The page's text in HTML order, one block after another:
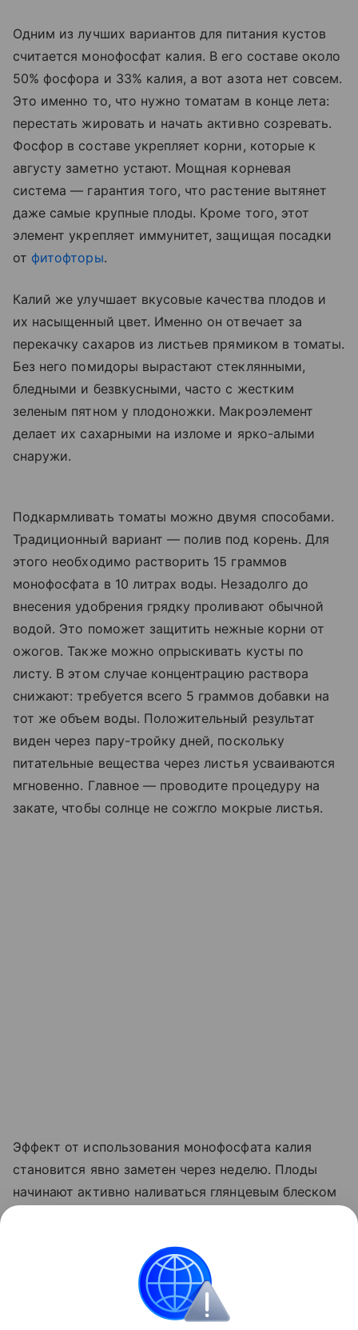
Одним из лучших вариантов для питания кустов
считается монофосфат калия. В его составе около
50% фосфора и 33% калия, а вот азота нет совсем.
Это именно то, что нужно томатам в конце лета:
перестать жировать и начать активно созревать.
Фосфор в составе укрепляет корни, которые к
августу заметно устают. Мощная корневая
система — гарантия того, что растение вытянет
даже самые крупные плоды. Кроме того, этот
элемент укрепляет иммунитет, защищая посадки
от фитофторы.
Калий же улучшает вкусовые качества плодов и
их насыщенный цвет. Именно он отвечает за
перекачку сахаров из листьев прямиком в томаты.
Без него помидоры вырастают стеклянными,
бледными и безвкусными, часто с жестким
зеленым пятном у плодоножки. Макроэлемент
делает их сахарными на изломе и ярко-алыми
снаружи.
Подкармливать томаты можно двумя способами.
Традиционный вариант — полив под корень. Для
этого необходимо растворить 15 граммов
монофосфата в 10 литрах воды. Незадолго до
внесения удобрения грядку проливают обычной
водой. Это поможет защитить нежные корни от
ожогов. Также можно опрыскивать кусты по
листу. В этом случае концентрацию раствора
снижают: требуется всего 5 граммов добавки на
тот же объем воды. Положительный результат
виден через пару-тройку дней, поскольку
питательные вещества через листья усваиваются
мгновенно. Главное — проводите процедуру на
закате, чтобы солнце не сожгло мокрые листья.
Эффект от использования монофосфата калия
становится явно заметен через неделю. Плоды
начинают активно наливаться глянцевым блеском
свою силу на том, чтобы дать урожайю
возможность нормально вызреть.